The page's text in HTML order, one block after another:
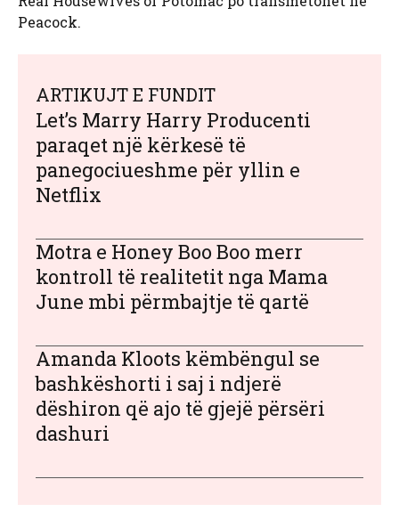
Peacock.
ARTIKUJT E FUNDIT
Let’s Marry Harry Producenti
paraqet një kërkesë të
panegociueshme për yllin e
Netflix
Motra e Honey Boo Boo merr
kontroll të realitetit nga Mama
June mbi përmbajtje të qartë
Amanda Kloots këmbëngul se
bashkëshorti i saj i ndjerë
dëshiron që ajo të gjejë përsëri
dashuri